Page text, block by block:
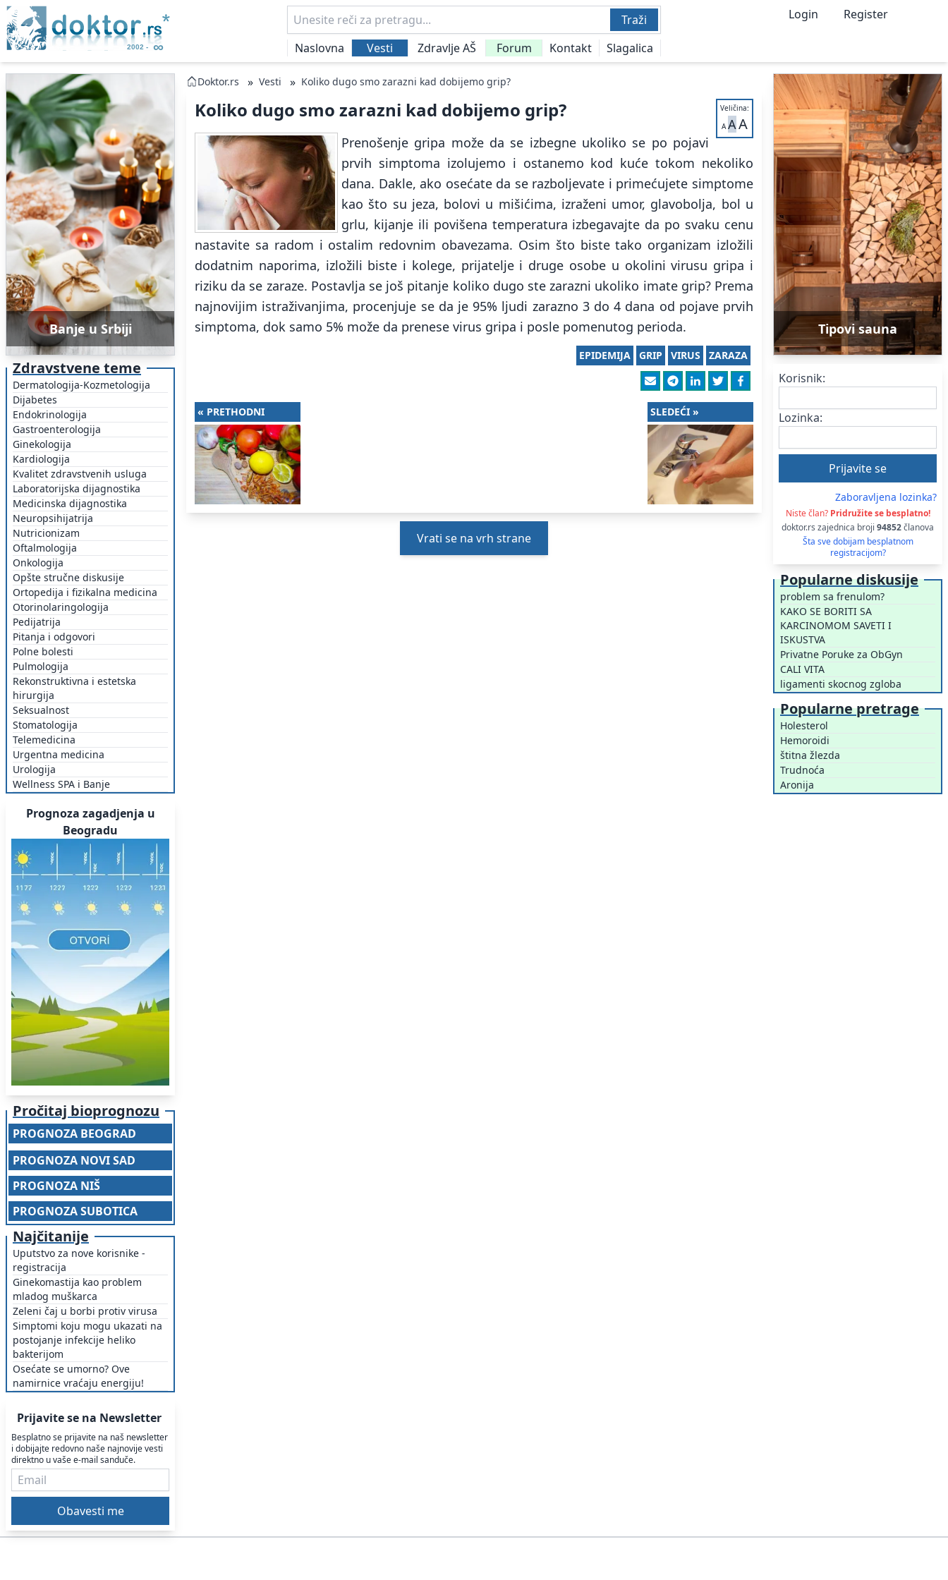
Traži
Naslovna
Vesti Zdravlje AŠ Forum Kontakt Slagalica
Login Register
Doktor.rs » Vesti » Koliko dugo smo zarazni kad dobijemo grip?
Veličina:
A AA
Koliko dugo smo zarazni kad dobijemo grip?
Prenošenje gripa može da se izbegne ukoliko se po pojavi
prvih simptoma izolujemo i ostanemo kod kuće tokom nekoliko
dana. Dakle, ako osećate da se razboljevate i primećujete simptome
kao što su jeza, bolovi u mišićima, izraženi umor, glavobolja, bol u
grlu, kijanje ili povišena temperatura izbegavajte da po svaku cenu
nastavite sa radom i ostalim redovnim obavezama. Osim što biste tako organizam izložili
dodatnim naporima, izložili biste i kolege, prijatelje i druge osobe u okolini virusu gripa i
riziku da se zaraze. Postavlja se još pitanje koliko dugo ste zarazni ukoliko imate grip? Prema
najnovijim istraživanjima, procenjuje se da je 95% ljudi zarazno 3 do 4 dana od pojave prvih
simptoma, dok samo 5% može da prenese virus gripa i posle pomenutog perioda.
ZARAZA
VIRUS
GRIP
EPIDEMIJA
« PRETHODNI SLEDEĆI »
Vrati se na vrh strane
Banje u Srbiji
Zdravstvene teme
Dermatologija-Kozmetologija
Dijabetes
Endokrinologija
Gastroenterologija
Ginekologija
Kardiologija
Kvalitet zdravstvenih usluga
Laboratorijska dijagnostika
Medicinska dijagnostika
Neuropsihijatrija
Nutricionizam
Oftalmologija
Onkologija
Opšte stručne diskusije
Ortopedija i fizikalna medicina
Otorinolaringologija
Pedijatrija
Pitanja i odgovori
Polne bolesti
Pulmologija
Rekonstruktivna i estetska
hirurgija
Seksualnost
Stomatologija
Telemedicina
Urgentna medicina
Urologija
Wellness SPA i Banje
Prognoza zagadjenja u
Beogradu
Pročitaj bioprognozu
PROGNOZA BEOGRAD
PROGNOZA NOVI SAD
PROGNOZA NIŠ
PROGNOZA SUBOTICA
Najčitanije
Uputstvo za nove korisnike -
registracija
Ginekomastija kao problem
mladog muškarca
Zeleni čaj u borbi protiv virusa
Simptomi koju mogu ukazati na
postojanje infekcije heliko
bakterijom
Osećate se umorno? Ove
namirnice vraćaju energiju!
Prijavite se na Newsletter
Besplatno se prijavite na naš newsletter
i dobijajte redovno naše najnovije vesti
direktno u vaše e-mail sanduče.
Tipovi sauna
Korisnik:
Lozinka:
Zaboravljena lozinka?
Niste član? Pridružite se besplatno!
doktor.rs zajednica broji 94852članova
Šta sve dobijam besplatnom
registracijom?
Popularne diskusije
problem sa frenulom?
KAKO SE BORITI SA
KARCINOMOM SAVETI I
ISKUSTVA
Privatne Poruke za ObGyn
CALI VITA
ligamenti skocnog zgloba
Popularne pretrage
Holesterol
Hemoroidi
štitna žlezda
Trudnoća
Aronija